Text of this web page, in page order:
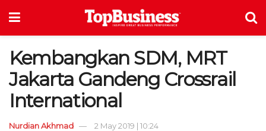
Kembangkan SDM, MRT
Jakarta Gandeng Crossrail
International
Nurdian Akhmad 2 May 2019 | 10:24